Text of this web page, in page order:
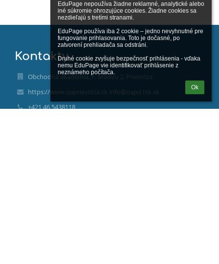
EduPage nepoužíva žiadne reklamné, analytické alebo
iné súkromie ohrozujúce cookies. Žiadne cookies sa
nezdieľajú s tretími stranami.
EduPage používa iba 2 cookie – jedno nevyhnutné pre
fungovanie prihlasovania. Toto je dočasné, po
zatvorení prehliadača sa odstráni.
Druhé cookie zvyšuje bezpečnosť prihlásenia - vďaka
nemu EduPage vie identifikovať prihlásenie z
neznámeho počítača.
Ok
Kontakty
Obchodná akadémia, F. Madvu 2, Prievidza
https://www.oaprievidza.sk info@oapd.tsk.sk
+421 46 5438118